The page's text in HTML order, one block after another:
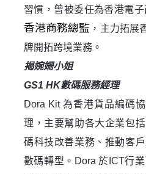
習慣，曾被委任為香港電
香港商務總監 ，主力拓展
牌開拓跨境業務。
揭婉姍小姐
GS1 HK數碼服務經理
Dora Kit 為香港貨品編碼
理，主要幫助各大企業包
碼科技改善業務、推動客
數碼轉型。 Dora於 ICT行